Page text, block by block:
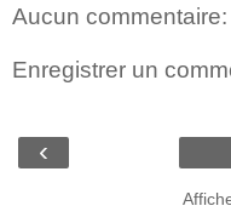
Aucun commentaire:
Enregistrer un
‹